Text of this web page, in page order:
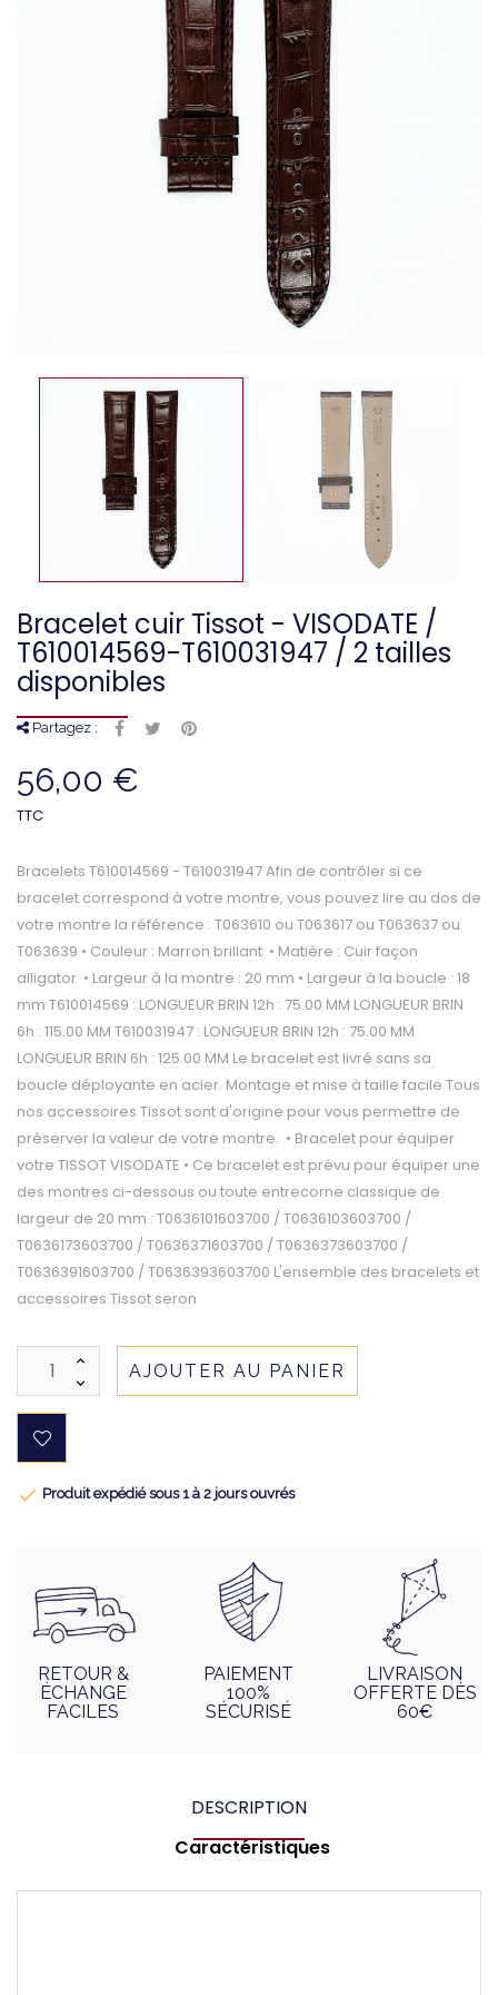
Bracelet cuir Tissot - VISODATE /
T610014569-T610031947 / 2 tailles
disponibles
Partagez :
56,00 €
TTC
Bracelets T610014569 - T610031947 Afin de contrôler si ce
bracelet correspond à votre montre, vous pouvez lire au dos de
votre montre la référence : T063610 ou T063617 ou T063637 ou
T063639 • Couleur : Marron brillant • Matière : Cuir façon
alligator • Largeur à la montre : 20 mm • Largeur à la boucle : 18
mm T610014569 : LONGUEUR BRIN 12h : 75.00 MM LONGUEUR BRIN
6h : 115.00 MM T610031947 : LONGUEUR BRIN 12h : 75.00 MM
LONGUEUR BRIN 6h : 125.00 MM Le bracelet est livré sans sa
boucle déployante en acier. Montage et mise à taille facile Tous
nos accessoires Tissot sont d'origine pour vous permettre de
préserver la valeur de votre montre. • Bracelet pour équiper
votre TISSOT VISODATE • Ce bracelet est prévu pour équiper une
des montres ci-dessous ou toute entrecorne classique de
largeur de 20 mm : T0636101603700 / T0636103603700 /
T0636173603700 / T0636371603700 / T0636373603700 /
T0636391603700 / T0636393603700 L'ensemble des bracelets et
accessoires Tissot seron
AJOUTER AU PANIER
 Produit expédié sous 1 à 2 jours ouvrés
RETOUR &
ÉCHANGE
FACILES
PAIEMENT
100%
SÉCURISÉ
LIVRAISON
OFFERTE DÈS
60€
DESCRIPTION
Caractéristiques